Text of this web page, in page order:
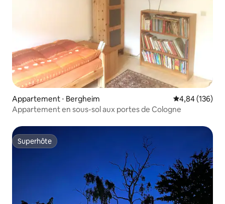
Appartement ⋅ Bergheim Évaluation
4,84 (136)
Appartement en sous-sol aux portes de Cologne
Superhôte
Superhôte